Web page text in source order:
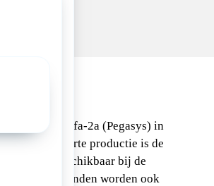
alfa-2a (Pegasys) in
de opgestarte productie is de
mate beschikbaar bij de
maanden worden ook